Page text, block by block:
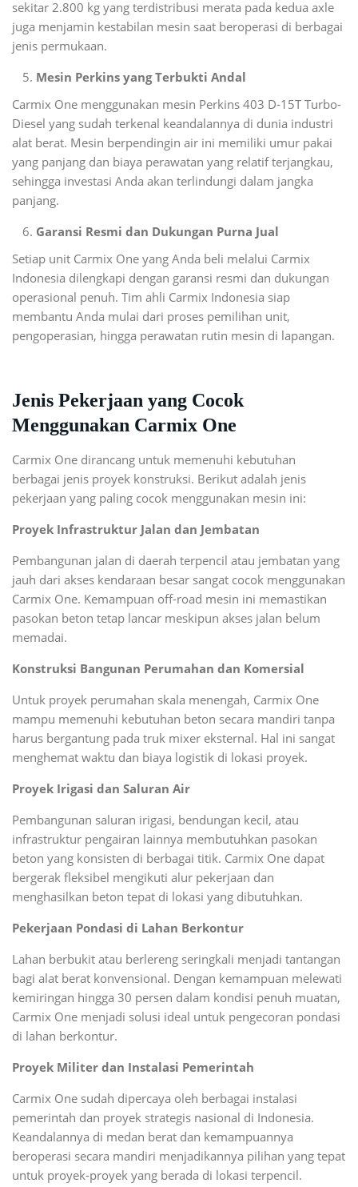
sekitar 2.800 kg yang terdistribusi merata pada kedua axle
juga menjamin kestabilan mesin saat beroperasi di berbagai
jenis permukaan.
Mesin Perkins yang Terbukti Andal
Carmix One menggunakan mesin Perkins 403 D-15T Turbo-
Diesel yang sudah terkenal keandalannya di dunia industri
alat berat. Mesin berpendingin air ini memiliki umur pakai
yang panjang dan biaya perawatan yang relatif terjangkau,
sehingga investasi Anda akan terlindungi dalam jangka
panjang.
Garansi Resmi dan Dukungan Purna Jual
Setiap unit Carmix One yang Anda beli melalui Carmix
Indonesia dilengkapi dengan garansi resmi dan dukungan
operasional penuh. Tim ahli Carmix Indonesia siap
membantu Anda mulai dari proses pemilihan unit,
pengoperasian, hingga perawatan rutin mesin di lapangan.
Jenis Pekerjaan yang Cocok
Menggunakan Carmix One
Carmix One dirancang untuk memenuhi kebutuhan
berbagai jenis proyek konstruksi. Berikut adalah jenis
pekerjaan yang paling cocok menggunakan mesin ini:
Proyek Infrastruktur Jalan dan Jembatan
Pembangunan jalan di daerah terpencil atau jembatan yang
jauh dari akses kendaraan besar sangat cocok menggunakan
Carmix One. Kemampuan off-road mesin ini memastikan
pasokan beton tetap lancar meskipun akses jalan belum
memadai.
Konstruksi Bangunan Perumahan dan Komersial
Untuk proyek perumahan skala menengah, Carmix One
mampu memenuhi kebutuhan beton secara mandiri tanpa
harus bergantung pada truk mixer eksternal. Hal ini sangat
menghemat waktu dan biaya logistik di lokasi proyek.
Proyek Irigasi dan Saluran Air
Pembangunan saluran irigasi, bendungan kecil, atau
infrastruktur pengairan lainnya membutuhkan pasokan
beton yang konsisten di berbagai titik. Carmix One dapat
bergerak fleksibel mengikuti alur pekerjaan dan
menghasilkan beton tepat di lokasi yang dibutuhkan.
Pekerjaan Pondasi di Lahan Berkontur
Lahan berbukit atau berlereng seringkali menjadi tantangan
bagi alat berat konvensional. Dengan kemampuan melewati
kemiringan hingga 30 persen dalam kondisi penuh muatan,
Carmix One menjadi solusi ideal untuk pengecoran pondasi
di lahan berkontur.
Proyek Militer dan Instalasi Pemerintah
Carmix One sudah dipercaya oleh berbagai instalasi
pemerintah dan proyek strategis nasional di Indonesia.
Keandalannya di medan berat dan kemampuannya
beroperasi secara mandiri menjadikannya pilihan yang tepat
untuk proyek-proyek yang berada di lokasi terpencil.